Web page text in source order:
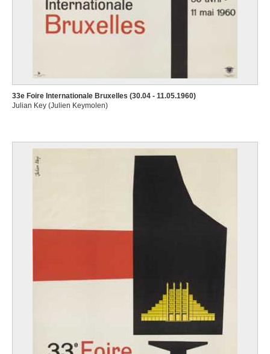
33e Foire Internationale Bruxelles (30.04 - 11.05.1960)
Julian Key (Julien Keymolen)